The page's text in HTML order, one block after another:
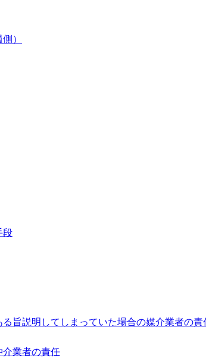
）
段
旨説明してしまっていた場合の媒介業者の責
介業者の責任